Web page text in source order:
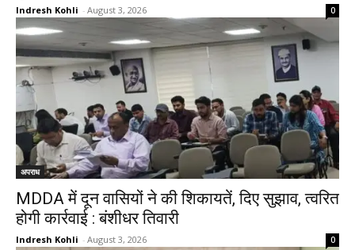
Indresh Kohli - August 3, 2026 0
अपराध
MDDA में दून वासियों ने की शिकायतें, दिए सुझाव, त्वरित
होगी कार्रवाई : बंशीधर तिवारी
Indresh Kohli - August 3, 2026 0